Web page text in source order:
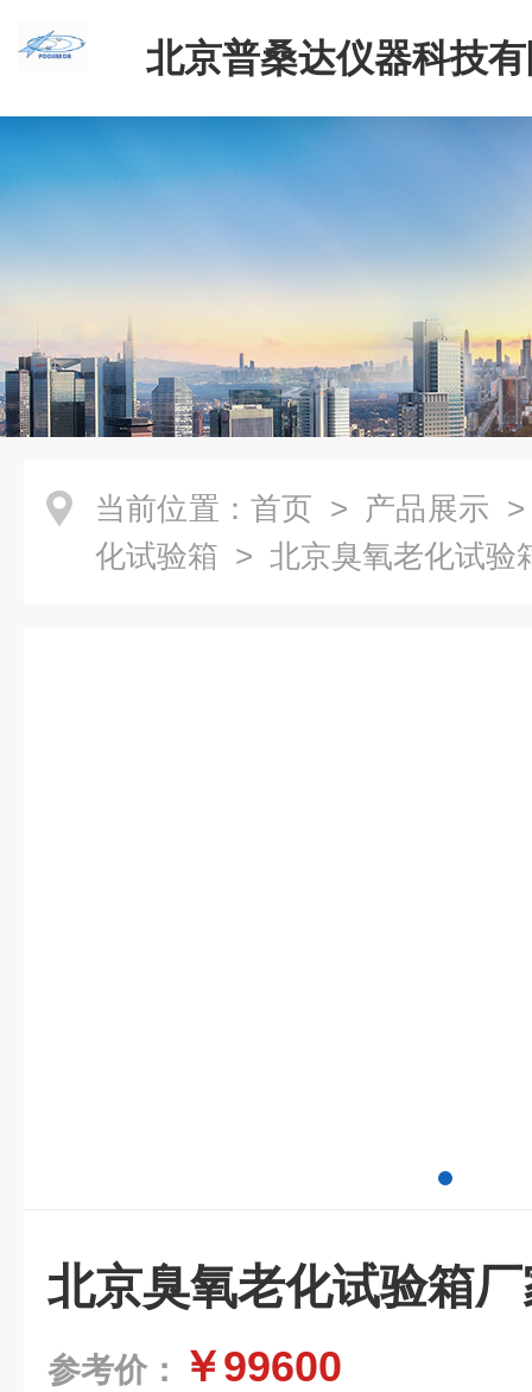
北京普桑达仪器科技
当前位置： 首页 > 产品展示
化试验箱 > 北京臭氧老化试验
北京臭氧老化试验箱
参考价： ￥99600